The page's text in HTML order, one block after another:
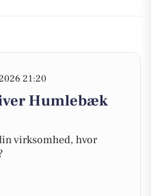
21:20
Humlebæk
virksomhed, hvor